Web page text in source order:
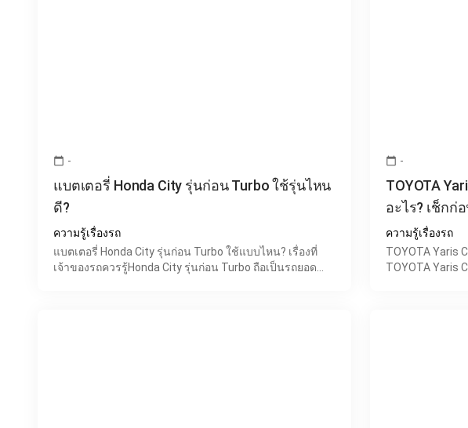
calendar_today -
แบตเตอรี่ Honda City รุ่นก่อน Turbo ใช้รุ่นไหน
ดี?
ความรู้เรื่องรถ
แบตเตอรี่ Honda City รุ่นก่อน Turbo ใช้แบบไหน? เรื่องที่
เจ้าของรถควรรู้Honda City รุ่นก่อน Turbo ถือเป็นรถยอด
calendar_today -
TOYOTA
อะไร? เช็กก่
ความรู้เรื่องรถ
TOYOTA Yaris
TOYOTA Yaris